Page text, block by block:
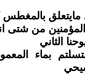
بالمغطس
من شتى
الثاني
بماء